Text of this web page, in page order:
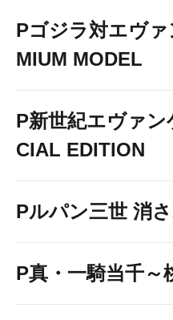
Pゴジラ対エヴ
MIUM MODEL
P新世紀エヴァ
CIAL EDITION
Pルパン三世 消
P真・一騎当千～